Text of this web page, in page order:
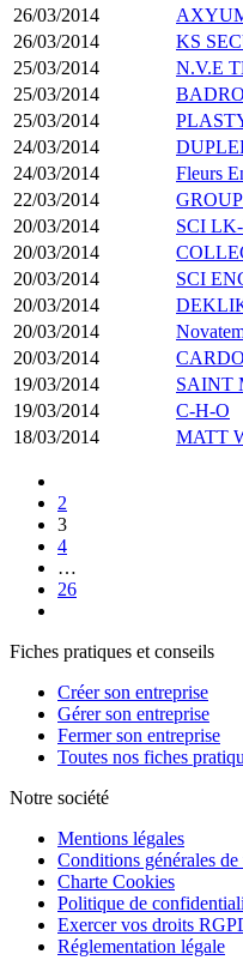
26/03/2014
26/03/2014
KS
25/03/2014
N.V.E
25/03/2014
BADRO
25/03/2014
24/03/2014
24/03/2014
Fleurs
22/03/2014
20/03/2014
SCI
20/03/2014
20/03/2014
SCI
20/03/2014
20/03/2014
20/03/2014
19/03/2014
SAINT
19/03/2014
C-H-O
18/03/2014
MATT
2
3
4
…
26
Fiches pratiques et conseils
Créer son entreprise
Gérer son entreprise
Fermer son entreprise
Toutes nos fiches
Notre société
Mentions légales
Conditions générales de
Charte Cookies
Politique de
Exercer vos droits
Réglementation légale